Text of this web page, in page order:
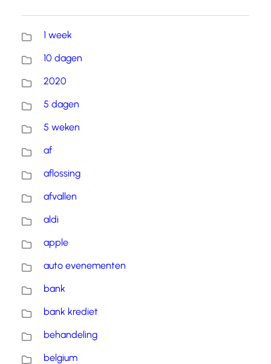
1 week
10 dagen
2020
5 dagen
5 weken
af
aflossing
afvallen
aldi
apple
auto evenementen
bank
bank krediet
behandeling
belgium